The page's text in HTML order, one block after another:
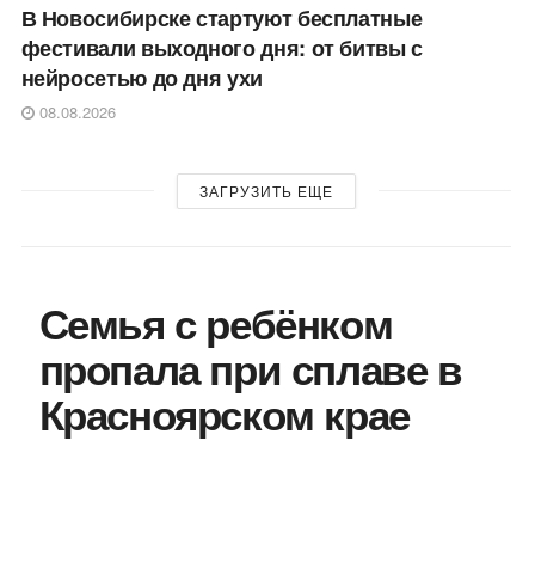
В Новосибирске стартуют бесплатные
фестивали выходного дня: от битвы с
нейросетью до дня ухи
08.08.2026
ЗАГРУЗИТЬ ЕЩЕ
Семья с ребёнком
пропала при сплаве в
Красноярском крае